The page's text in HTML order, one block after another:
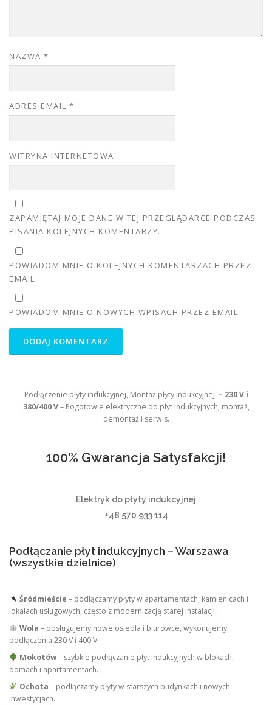
NAZWA *
ADRES EMAIL *
WITRYNA INTERNETOWA
ZAPAMIĘTAJ MOJE DANE W TEJ PRZEGLĄDARCE PODCZAS
PISANIA KOLEJNYCH KOMENTARZY.
POWIADOM MNIE O KOLEJNYCH KOMENTARZACH PRZEZ
EMAIL.
POWIADOM MNIE O NOWYCH WPISACH PRZEZ EMAIL.
Podłączenie płyty indukcyjnej, Montaż płyty indukcyjnej – 230 V i
380/400 V– Pogotowie elektryczne do płyt indukcyjnych, montaż,
demontaż i serwis.
100% Gwarancja Satysfakcji!
Elektryk do płyty indukcyjnej
+48 570 933 114
Podłączanie płyt indukcyjnych – Warszawa
(wszystkie dzielnice)
Śródmieście – podłączamy płyty w apartamentach, kamienicach i
lokalach usługowych, często z modernizacją starej instalacji.
Wola – obsługujemy nowe osiedla i biurowce, wykonujemy
podłączenia 230 V i 400 V.
Mokotów– szybkie podłączanie płyt indukcyjnych w blokach,
domach i apartamentach.
Ochota – podłączamy płyty w starszych budynkach i nowych
inwestycjach.